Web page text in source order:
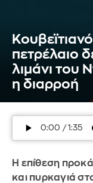
πετρέλαιο
λιμάνι του
η διαρροή
Η επίθεση
και πυρκαγιά